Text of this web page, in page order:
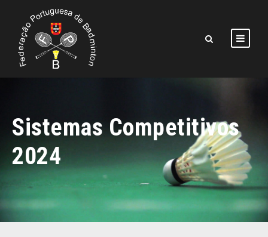
Sistemas Competitivos
2024